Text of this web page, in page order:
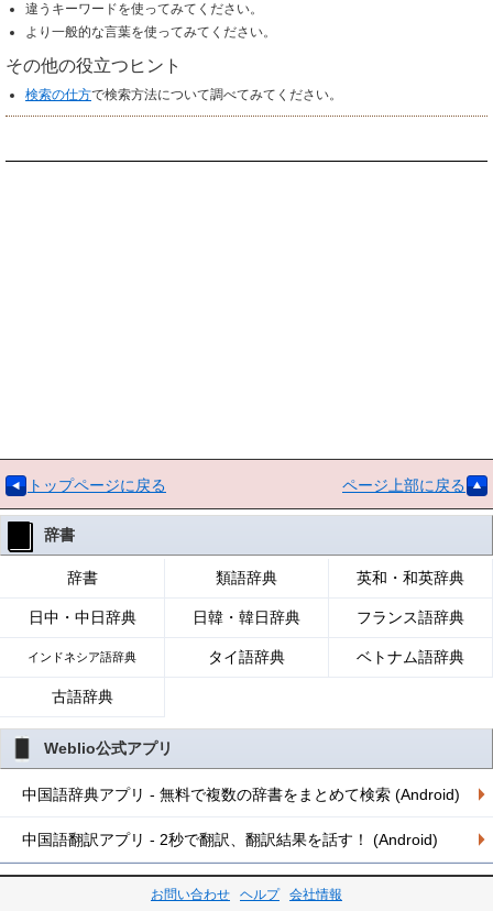
違うキーワードを使ってみてください。
より一般的な言葉を使ってみてください。
その他の役立つヒント
検索の仕方で検索方法について調べてみてください。
トップページに戻る ページ上部に戻る
辞書
辞書 類語辞典 英和・和英辞典
日中・中日辞典 日韓・韓日辞典 フランス語辞典
インドネシア語辞典 タイ語辞典 ベトナム語辞典
古語辞典
Weblio公式アプリ
中国語辞典アプリ - 無料で複数の辞書をまとめて検索 (Android)
中国語翻訳アプリ - 2秒で翻訳、翻訳結果を話す！ (Android)
お問い合わせ ヘルプ 会社情報